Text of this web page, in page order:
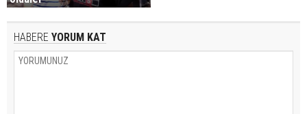
HABERE YORUM KAT